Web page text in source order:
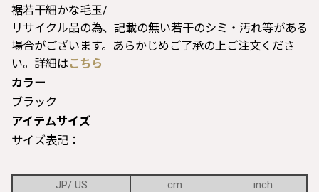
裾若干細かな毛玉/
リサイクル品の為、記載の無い若干のシミ・汚れ等がある
場合がございます。あらかじめご了承の上ご注文くださ
い。詳細は こちら
カラー
ブラック
アイテムサイズ
サイズ表記：
JP/ US cm
inch